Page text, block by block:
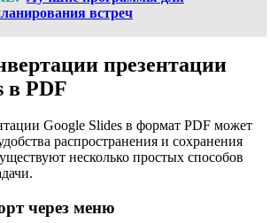
встреч
презентации
в PDF
Google Slides в формат PDF может
распространения и сохранения
несколько простых способов
через меню